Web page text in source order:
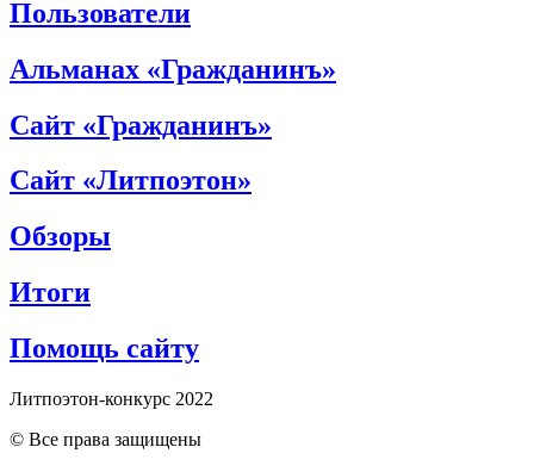
Пользователи
Альманах «Гражданинъ»
Сайт «Гражданинъ»
Сайт «Литпоэтон»
Обзоры
Итоги
Помощь сайту
Литпоэтон-конкурс 2022
© Все права защищены